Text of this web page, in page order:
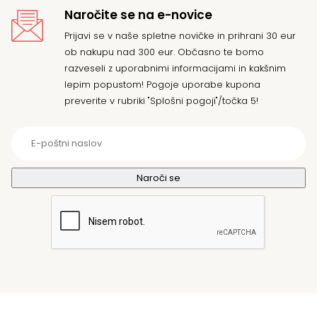
Naročite se na e-novice
Prijavi se v naše spletne novičke in prihrani 30 eur
ob nakupu nad 300 eur. Občasno te bomo
razveseli z uporabnimi informacijami in kakšnim
lepim popustom! Pogoje uporabe kupona
preverite v rubriki "Splošni pogoji"/točka 5!